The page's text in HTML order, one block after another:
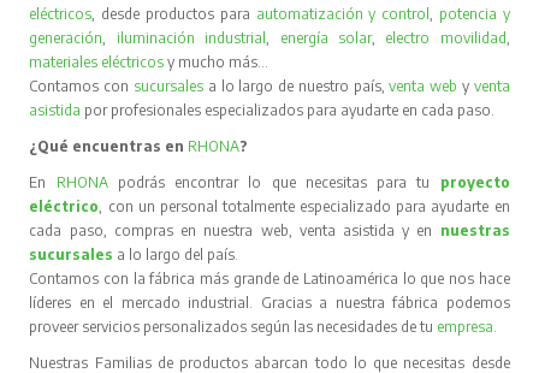
eléctricos , desde productos para automatización y control
potencia y
generación
iluminación industrial energía solar, electro movilidad
materiales eléctricos y mucho más…
Contamos con sucursales a lo largo de nuestro país,venta web y venta
asistida por profesionales especializados para ayudarte en cada paso.
¿Qué encuentras en RHONA?
En RHONA podrás encontrar lo que necesitas para tu proyecto
eléctrico , con un personal totalmente especializado para ayudarte en
cada paso, compras en nuestra web, venta asistida y en nuestras
sucursales a lo largo del país.
Contamos con la fábrica más grande de Latinoamérica lo que nos hace
líderes en el mercado industrial. Gracias a nuestra fábrica podemos
proveer servicios personalizados según las necesidades de tu empresa
Nuestras Familias de productos abarcan todo lo que necesitas desde